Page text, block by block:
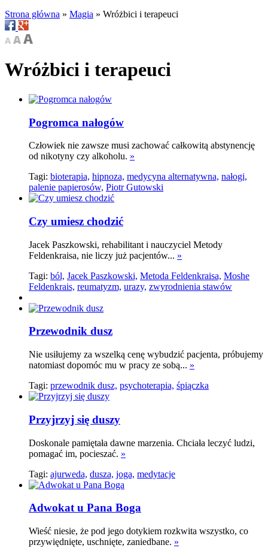
Strona główna » Magia » Wróżbici i terapeuci
Wróżbici i terapeuci
Pogromca nałogów
Człowiek nie zawsze musi zachować całkowitą abstynencję
od nikotyny czy alkoholu. »
Tagi: bioterapia, hipnoza, medycyna alternatywna, nałogi,
palenie papierosów, Piotr Gutowski
Czy umiesz chodzić
Jacek Paszkowski, rehabilitant i nauczyciel Metody
Feldenkraisa, nie liczy już pacjentów... »
Tagi: ból, Jacek Paszkowski, Metoda Feldenkraisa, Moshe
Feldenkrais, reumatyzm, urazy, zwyrodnienia stawów
Przewodnik dusz
Nie usiłujemy za wszelką cenę wybudzić pacjenta, próbujemy
natomiast dopomóc mu w pracy ze sobą... »
Tagi: przewodnik dusz, psychoterapia, śpiączka
Przyjrzyj się duszy
Doskonale pamiętała dawne marzenia. Chciała leczyć ludzi,
pomagać im, pocieszać. »
Tagi: ajurweda, dusza, joga, medytacje
Adwokat u Pana Boga
Wieść niesie, że pod jego dotykiem rozkwita wszystko, co
przywiędnięte, uschnięte, zaniedbane. »